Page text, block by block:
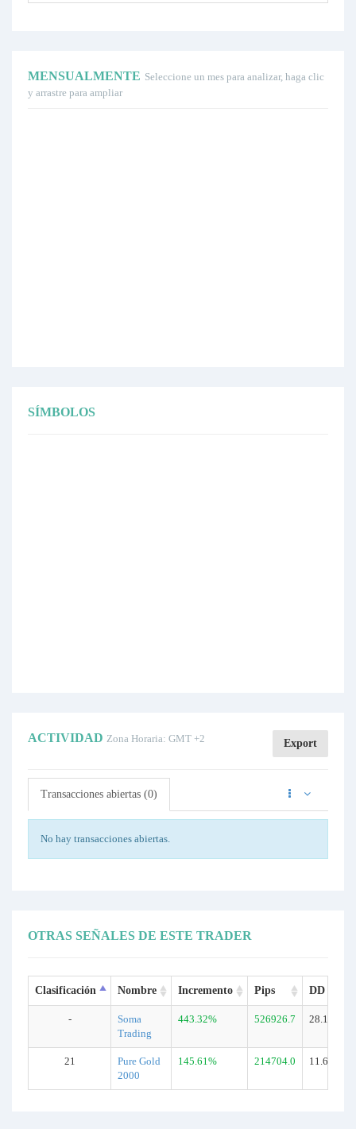
MENSUALMENTE Seleccione un mes para analizar, haga clic
y arrastre para ampliar
SÍMBOLOS
ACTIVIDAD Zona Horaria: GMT +2 Export
Transacciones abiertas (0)
No hay transacciones abiertas.
OTRAS SEÑALES DE ESTE TRADER
Clasificación Nombre Incremento Pips DD
-
Soma
Trading
443.32% 526926.7 28.1%
21
Pure Gold
2000
145.61% 214704.0 11.6%